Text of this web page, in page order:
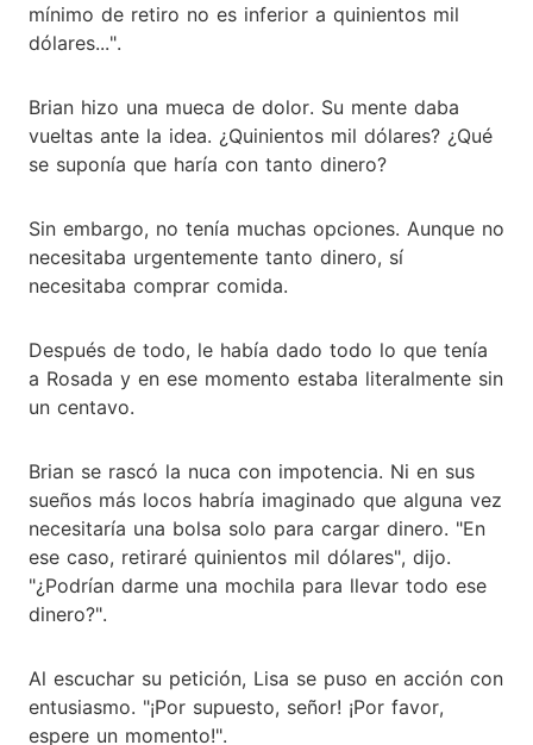
mínimo de retiro no es inferior a quinientos mil
dólares...".
Brian hizo una mueca de dolor. Su mente daba
vueltas ante la idea. ¿Quinientos mil dólares? ¿Qué
se suponía que haría con tanto dinero?
Sin embargo, no tenía muchas opciones. Aunque no
necesitaba urgentemente tanto dinero, sí
necesitaba comprar comida.
Después de todo, le había dado todo lo que tenía
a Rosada y en ese momento estaba literalmente sin
un centavo.
Brian se rascó la nuca con impotencia. Ni en sus
sueños más locos habría imaginado que alguna vez
necesitaría una bolsa solo para cargar dinero. "En
ese caso, retiraré quinientos mil dólares", dijo.
"¿Podrían darme una mochila para llevar todo ese
dinero?".
Al escuchar su petición, Lisa se puso en acción con
entusiasmo. "¡Por supuesto, señor! ¡Por favor,
espere un momento!".